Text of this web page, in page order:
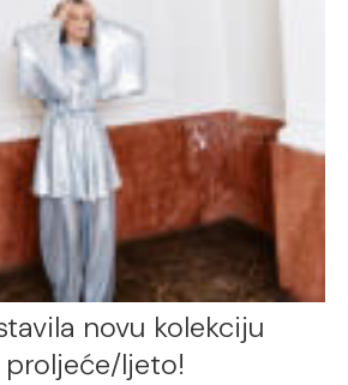
novu kolekciju
proljeće/ljeto!